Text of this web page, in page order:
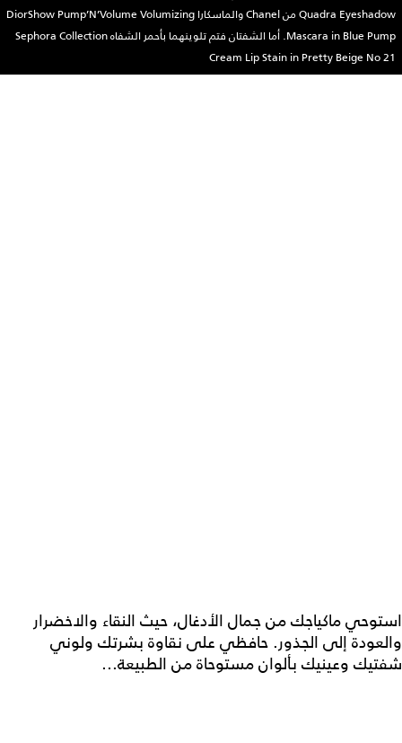
Quadra Eyeshadow من Chanel والماسكارا DiorShow Pump’N’Volume Volumizing
Mascara in Blue Pump. أما الشفتان فتم تلوينهما بأحمر الشفاه Sephora Collection
Cream Lip Stain in Pretty Beige No 21
استوحي ماكياجك من جمال الأدغال، حيث النقاء والاخضرار
والعودة إلى الجذور. حافظي على نقاوة بشرتك ولوني
شفتيك وعينيك بألوان مستوحاة من الطبيعة...